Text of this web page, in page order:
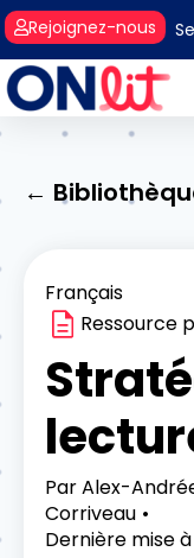
Rejoignez-nous
←
Français
Ressource
ParAlex-
Corriveau
Dernière mise